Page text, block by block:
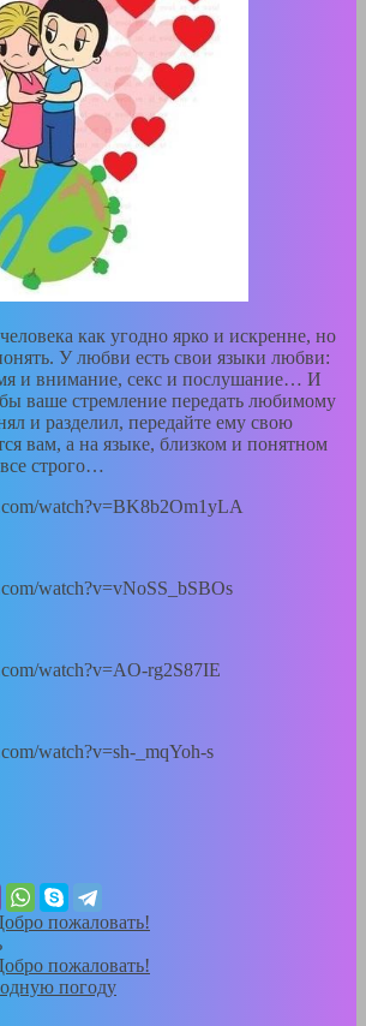
как угодно ярко и искренне, но
У любви есть свои языки любви:
и внимание, секс и послушание… И
ваше стремление передать любимому
и разделил, передайте ему свою
вам, а на языке, близком и понятном
строго…
watch?v=BK8b2Om1yLA
watch?v=vNoSS_bSBOs
watch?v=AO-rg2S87IE
watch?v=sh-_mqYoh-s
пожаловать!
пожаловать!
погоду